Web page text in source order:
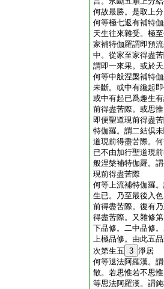
何故最勝。是取上
何等極七返有補特
天生往來雜受。極
家補特伽羅謂即預
中。從家至家得盡
謂即一來果。或於
何等中般涅槃補特
未斷。或中有纔起
或中有起已爲趣生
前得盡苦際。或思
即便聖道現前得盡
特伽羅。謂二結倶
道現前得盡苦際。
已不由加行聖道現
般涅槃補特伽羅。
現前得盡苦際
何等上流補特伽羅
生已。乃至最後入
前得盡苦際。復有
得盡苦際。又雜修
下品修。二中品修
上極品修。由此五
次第生五 3 淨居
何等退法阿羅漢。
散。若思惟若不思
等思法阿羅漢。謂